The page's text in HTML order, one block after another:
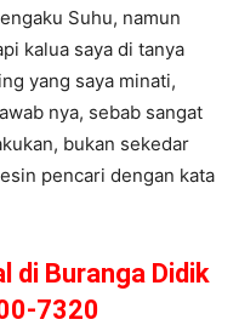
Suhu, namun
kalua saya di tanya
yang saya minati,
nya, sebab sangat
bukan sekedar
pencari dengan kata
di Buranga Didik
7320